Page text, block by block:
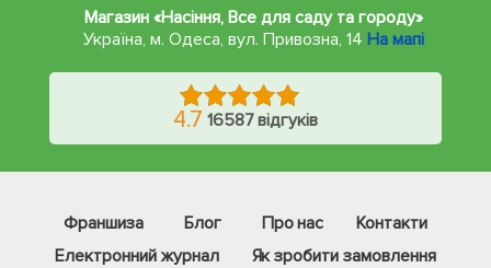
Магазин «Насіння, Все для саду та городу»
Україна, м. Одеса,вул. Привозна, 14 На мапі
4.7 16587 відгуків
Франшиза Блог Про нас
Контакти
Електронний журнал
Як зробити замовлення